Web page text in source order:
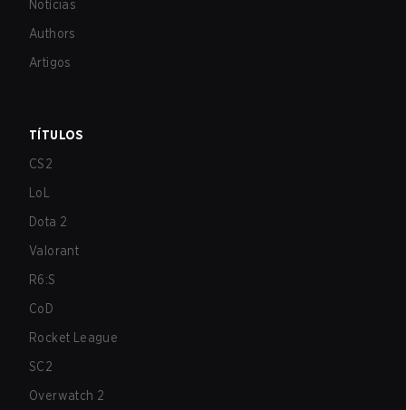
Notícias
Authors
Artigos
TÍTULOS
CS2
LoL
Dota 2
Valorant
R6:S
CoD
Rocket League
SC2
Overwatch 2